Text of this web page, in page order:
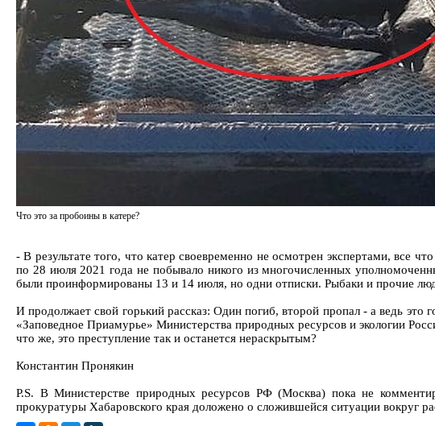
Что это за пробоины в катере?
- В результате того, что катер своевременно не осмотрен экспертами, все
по 28 июля 2021 года не побывало никого из многочисленных
были проинформированы 13 и 14 июля, но одни отписки. Рыбаки и прочие
И продолжает свой горький рассказ: Один погиб, второй пропал - а ведь
«Заповедное Приамурье» Министерства природных ресурсов и экологии
что же, это преступление так и останется нераскрытым?
Константин Пронякин
P.S. В Министерстве природных ресурсов РФ (Москва) пока не
прокуратуры Хабаровского края доложено о сложившейся ситуации вокруг